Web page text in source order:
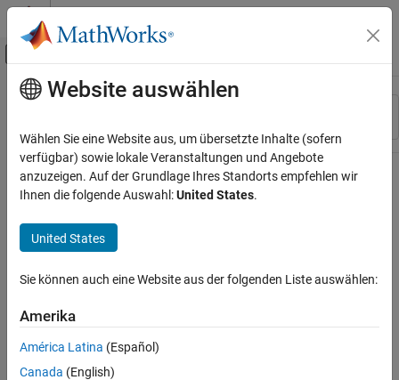
Weiter zum Inhalt
Umschaltung für Off-Canvas-
Ressource
Hauptinhalt
Website auswählen
Wählen Sie eine Website aus, um übersetzte Inhalte (sofern
verfügbar) sowie lokale Veranstaltungen und Angebote
anzuzeigen. Auf der Grundlage Ihres Standorts empfehlen wir
Ihnen die folgende Auswahl:United States.
United States
Sie können auch eine Website aus der folgenden Liste auswählen:
Amerika
América Latina (Español)
Canada (English)